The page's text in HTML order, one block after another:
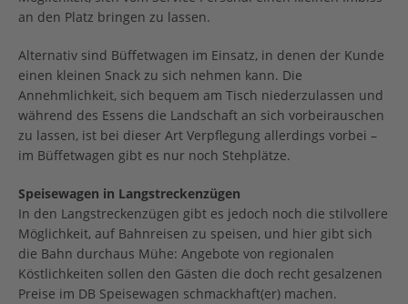
an den Platz bringen zu lassen.
Alternativ sind Büffetwagen im Einsatz, in denen der Kunde
einen kleinen Snack zu sich nehmen kann. Die
Annehmlichkeit, sich bequem am Tisch niederzulassen und
während des Essens die Landschaft an sich vorbeirauschen
zu lassen, ist bei dieser Art Verpflegung allerdings vorbei –
im Büffetwagen gibt es nur noch Stehplätze.
Speisewagen in Langstreckenzügen
In den Langstreckenzügen gibt es jedoch noch die stilvollere
Möglichkeit, auf Bahnreisen zu speisen, und hier gibt sich
die Bahn durchaus Mühe: Angebote von regionalen
Köstlichkeiten sollen den Gästen die doch recht gesalzenen
Preise im DB Speisewagen schmackhaft(er) machen.